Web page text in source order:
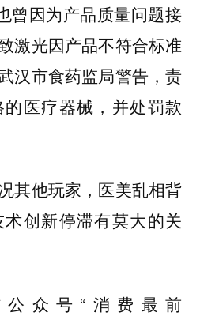
曾因为产品质量问题接
激光因产品不符合标准
汉市食药监局警告，责
医疗器械，并处罚款
其他玩家，医美乱相背
创新停滞有莫大的关
众号“消费最前